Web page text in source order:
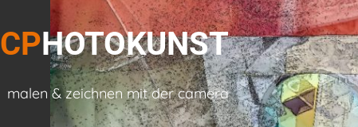
CPHOTOKUNST
malen & zeichnen mit der camera